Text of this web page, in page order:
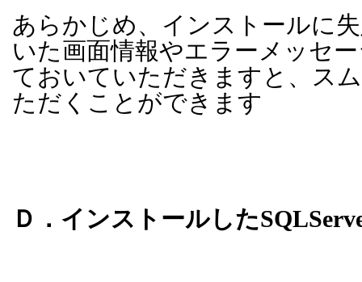
あらかじめ、インストールに
いた画面情報やエラーメッセ
ておいていただきますと、ス
ただくことができます
Ｄ．インストールした